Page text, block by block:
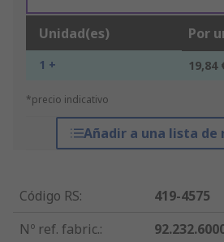
Unidad(es) Por
1 + 19,84
*precio indicativo
Añadir a una lista
Código RS:
419-4575
Nº ref. fabric.: